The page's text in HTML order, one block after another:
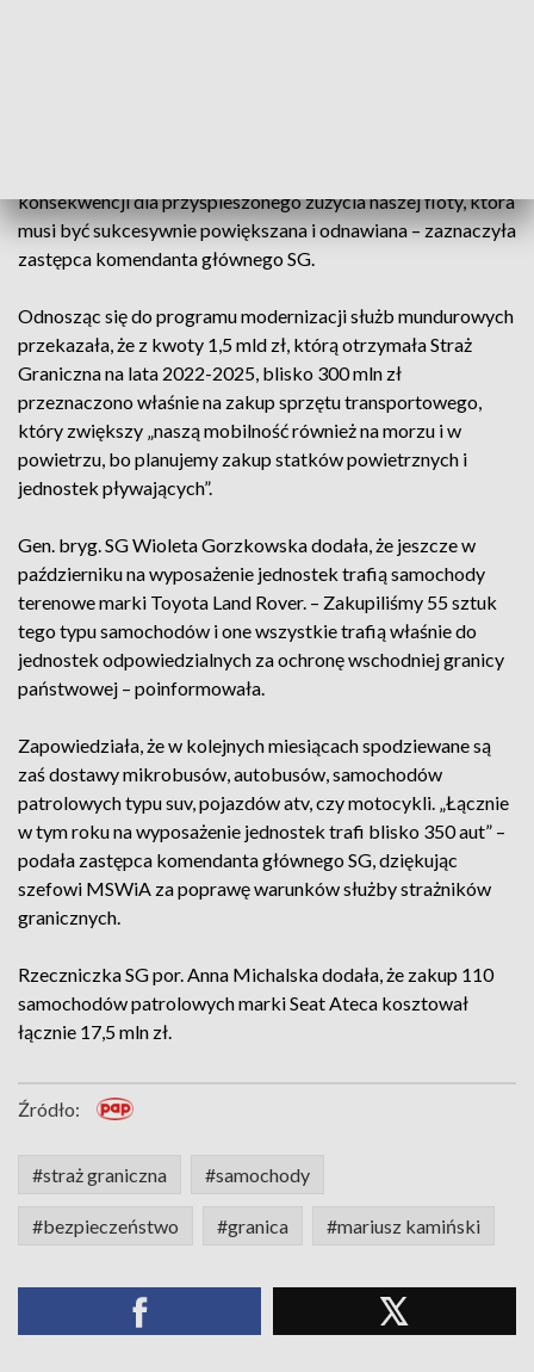
konsekwencji dla przyśpieszonego zużycia naszej floty, która
musi być sukcesywnie powiększana i odnawiana – zaznaczyła
zastępca komendanta głównego SG.
Odnosząc się do programu modernizacji służb mundurowych
przekazała, że z kwoty 1,5 mld zł, którą otrzymała Straż
Graniczna na lata 2022-2025, blisko 300 mln zł
przeznaczono właśnie na zakup sprzętu transportowego,
który zwiększy „naszą mobilność również na morzu i w
powietrzu, bo planujemy zakup statków powietrznych i
jednostek pływających”.
Gen. bryg. SG Wioleta Gorzkowska dodała, że jeszcze w
październiku na wyposażenie jednostek trafią samochody
terenowe marki Toyota Land Rover. – Zakupiliśmy 55 sztuk
tego typu samochodów i one wszystkie trafią właśnie do
jednostek odpowiedzialnych za ochronę wschodniej granicy
państwowej – poinformowała.
Zapowiedziała, że w kolejnych miesiącach spodziewane są
zaś dostawy mikrobusów, autobusów, samochodów
patrolowych typu suv, pojazdów atv, czy motocykli. „Łącznie
w tym roku na wyposażenie jednostek trafi blisko 350 aut” –
podała zastępca komendanta głównego SG, dziękując
szefowi MSWiA za poprawę warunków służby strażników
granicznych.
Rzeczniczka SG por. Anna Michalska dodała, że zakup 110
samochodów patrolowych marki Seat Ateca kosztował
łącznie 17,5 mln zł.
Źródło:
#straż graniczna #samochody
#bezpieczeństwo #granica #mariusz kamiński